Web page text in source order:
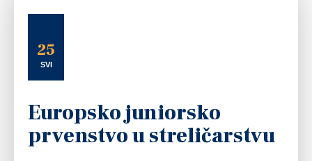
25
SVI
Europsko juniorsko
prvenstvo u streličarstvu